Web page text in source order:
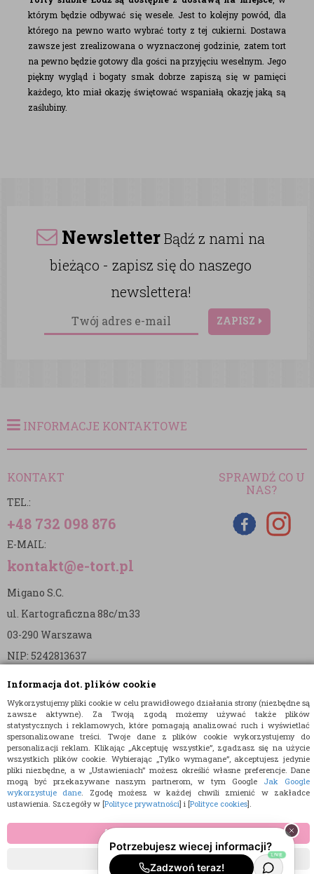
Informacja dot. plików cookie
Wykorzystujemy pliki cookie w celu prawidłowego działania strony (niezbędne są
zawsze aktywne). Za Twoją zgodą możemy używać także plików
statystycznych i reklamowych, które pomagają analizować ruch i wyświetlać
spersonalizowane treści. Twoje dane z plików cookie wykorzystujemy do
personalizacji reklam. Klikając „Akceptuję wszystkie”, zgadzasz się na użycie
wszystkich plików cookie. Wybierając „Tylko wymagane”, akceptujesz jedynie
pliki niezbędne, a w „Ustawieniach” możesz określić własne preferencje. Dane
mogą być przekazywane naszym partnerom, w tym Google Jak Google
wykorzystuje dane. Zgodę możesz w każdej chwili zmienić w zakładce
ustawienia. Szczegóły w [Polityce prywatności] i [Polityce cookies].
AKCEPTUJĘ WSZYSTKIE
TYLKO WYMAGANE
którym będzie odbywać się wesele. Jest to kolejny powód, dla
którego na pewno warto wybrać torty z tej cukierni. Dostawa
zawsze jest zrealizowana o wyznaczonej godzinie, zatem tort
na pewno będzie gotowy dla gości na przyjęciu weselnym. Jego
piękny wygląd i bogaty smak dobrze zapiszą się w pamięci
każdego, kto miał okazję świętować wspaniałą okazję jaką są
zaślubiny.
NewsletterBądź z nami na
bieżąco - zapisz się do naszego
newslettera!
ZAPISZ
INFORMACJE KONTAKTOWE
KONTAKT
TEL.:
+48 732 098 876
E-MAIL:
kontakt@e-tort.pl
Migano S.C.
ul. Kartograficzna 88c/m33
03-290 Warszawa
NIP: 5242813637
Nr konta (mBank):
36 1140 2004 0000 3902 8144 2737
SPRAWDŹ CO U
NAS?
© 2015 E-TORT.PL - WSZELKIE PRAWA ZASTRZEŻONE
PROJEKT I OPROGRAMOWANIE SKLEPU:EBEXO